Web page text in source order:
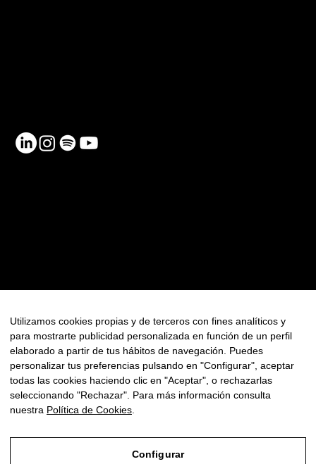
Newsletter
Utilizamos cookies propias y de terceros con fines analíticos y
para mostrarte publicidad personalizada en función de un perfil
elaborado a partir de tus hábitos de navegación. Puedes
personalizar tus preferencias pulsando en "Configurar", aceptar
todas las cookies haciendo clic en "Aceptar", o rechazarlas
seleccionando "Rechazar". Para más información consulta
nuestra Política de Cookies
Configurar